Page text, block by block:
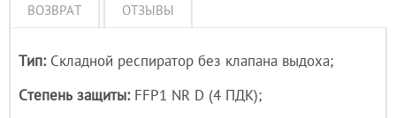
ВОЗВРАТ ОТЗЫВЫ
Тип:Складной респиратор без клапана выдоха;
Степень защиты:FFP1 NR D (4 ПДК);